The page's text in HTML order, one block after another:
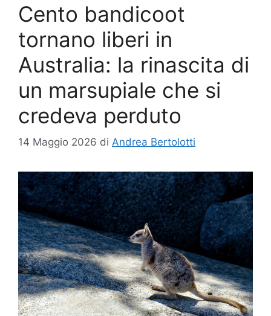
Cento bandicoot
tornano liberi in
Australia: la rinascita di
un marsupiale che si
credeva perduto
14 Maggio 2026 di Andrea Bertolotti